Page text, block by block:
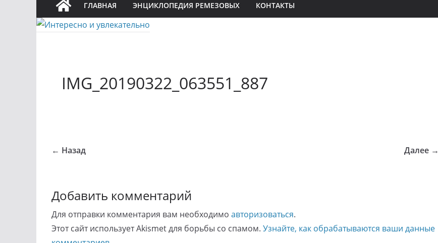
ГЛАВНАЯ ЭНЦИКЛОПЕДИЯ РЕМЕЗОВЫХ КОНТАКТЫ
IMG_20190322_063551_887
← Назад Далее →
Добавить комментарий
Для отправки комментария вам необходимо авторизоваться.
Этот сайт использует Akismet для борьбы со спамом. Узнайте, как обрабатываются ваши данные